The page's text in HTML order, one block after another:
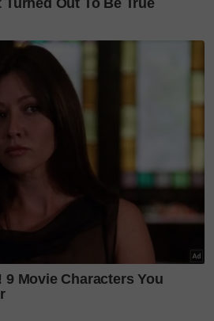
'Saya tidak pernah give up' -
Betty Banafe menang kes...
'Ibu awak sangat hebat.' -
Ayash Affan genap 5 tahun,...
Bukan sekadar penyanyi,
Hussain kini curi perhatian
dengan...